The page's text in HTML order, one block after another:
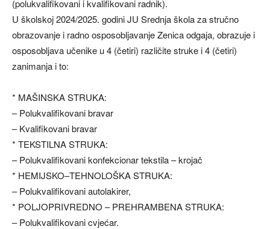
(polukvalifikovani i kvalifikovani radnik).
U školskoj 2024/2025. godini JU Srednja škola za stručno
obrazovanje i radno osposobljavanje Zenica odgaja, obrazuje i
osposobljava učenike u 4 (četiri) različite struke i 4 (četiri)
zanimanja i to:
* MAŠINSKA STRUKA:
– Polukvalifikovani bravar
– Kvalifikovani bravar
* TEKSTILNA STRUKA:
– Polukvalifikovani konfekcionar tekstila – krojač
* HEMIJSKO–TEHNOLOŠKA STRUKA:
– Polukvalifikovani autolakirer,
* POLJOPRIVREDNO – PREHRAMBENA STRUKA:
– Polukvalifikovani cvjećar.